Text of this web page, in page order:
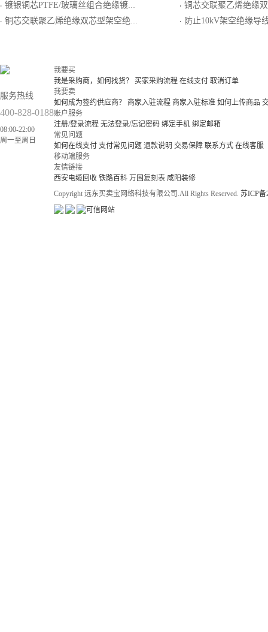
· 镀银铜芯PTFE/玻璃丝组合绝缘镀银圆铜线编织屏蔽PTFE/玻璃丝组合护套电线电缆
· 铜芯交联聚乙烯绝缘双芯型架空绝缘电缆
· 铜芯交联聚乙烯绝缘双钢带铠装聚
· 防止10kV架空绝缘导线雷击断线
服务热线
400-828-0188
08:00-22:00
周一至周日
我要买
我是采购商，如何找货？
买家采购流程 在线支付 取消订单
我要卖
如何成为签约供应商？
商家入驻流程 商家入驻标准 如何上传商品
账户服务
注册/登录流程 无法登录/忘记密码 绑定手机 绑定邮箱
常见问题
如何在线支付 支付常见问题 退款说明 交易保障 联系方式 在线客服
移动端服务
友情链接
西安电缆回收 铁路百科 万国复刻表 咸阳装修
Copyright 远东买卖宝网络科技有限公司.All Rights Reserved. 苏ICP备